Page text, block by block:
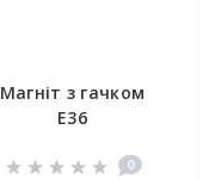
Магніт з гачком
E36
0